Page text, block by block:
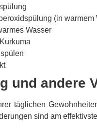
(in warmem
Wasser
und andere
täglichen
sind am